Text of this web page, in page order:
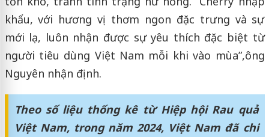
khẩu, với hương vị thơm ngon đặc trưng và sự
mới lạ, luôn nhận được sự yêu thích đặc biệt từ
người tiêu dùng Việt Nam mỗi khi vào mùa”,ông
Nguyên nhận định.
Theo số liệu thống kê từ Hiệp hội Rau quả
Việt Nam, trong năm 2024, Việt Nam đã chi